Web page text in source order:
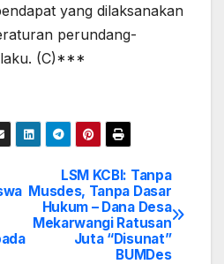
yang dilaksanakan
perundang-
(C)***
LSM KCBI: Tanpa
Musdes, Tanpa Dasar
Hukum – Dana Desa
Mekarwangi Ratusan
Juta “Disunat”
BUMDes